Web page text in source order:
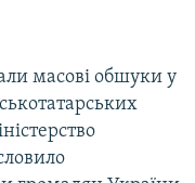
масові обшуки у